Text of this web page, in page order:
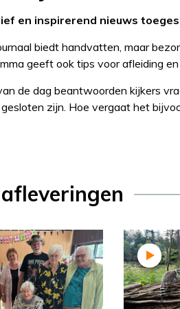
en inspirerend nieuws
biedt handvatten, maar
geeft ook tips voor afleiding
de dag beantwoorden kijkers
zijn. Hoe vergaat het